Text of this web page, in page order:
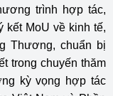
trình hợp tác,
kết MoU về kinh tế,
Thương, chuẩn bị
trong chuyến thăm
kỳ vọng hợp tác